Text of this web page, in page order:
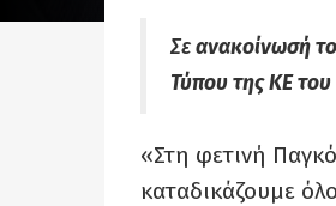
Σεανακοίνωσή
Τύπου της ΚΕ
«Στη φετινή
καταδικάζουμε